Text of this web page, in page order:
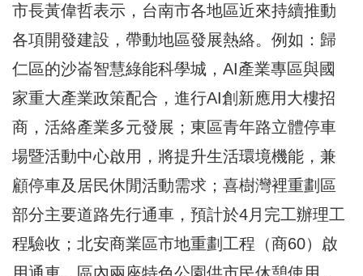
市長黃偉哲表示，台南市各地區近來持續推動
各項開發建設，帶動地區發展熱絡。例如：歸
仁區的沙崙智慧綠能科學城，AI產業專區與國
家重大產業政策配合，進行AI創新應用大樓招
商，活絡產業多元發展；東區青年路立體停車
場暨活動中心啟用，將提升生活環境機能，兼
顧停車及居民休閒活動需求；喜樹灣裡重劃區
部分主要道路先行通車，預計於4月完工辦理工
程驗收；北安商業區市地重劃工程（商60）啟